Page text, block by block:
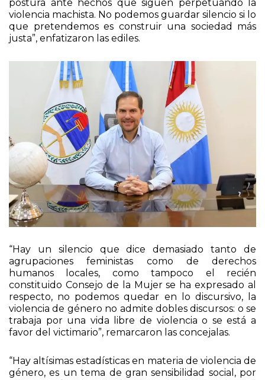
postura ante hechos que siguen perpetuando la
violencia machista. No podemos guardar silencio si lo
que pretendemos es construir una sociedad más
justa”, enfatizaron las ediles.
“Hay un silencio que dice demasiado tanto de
agrupaciones feministas como de derechos
humanos locales, como tampoco el recién
constituido Consejo de la Mujer se ha expresado al
respecto, no podemos quedar en lo discursivo, la
violencia de género no admite dobles discursos: o se
trabaja por una vida libre de violencia o se está a
favor del victimario”, remarcaron las concejalas.
“Hay altísimas estadísticas en materia de violencia de
género, es un tema de gran sensibilidad social, por